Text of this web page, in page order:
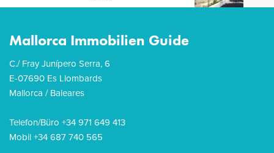
Mallorca Immobilien Guide
C./ Fray Junípero Serra, 6
E-07690 Es Llombards
Mallorca / Baleares
Telefon/Büro +34 971 649 413
Mobil +34 687 740 565